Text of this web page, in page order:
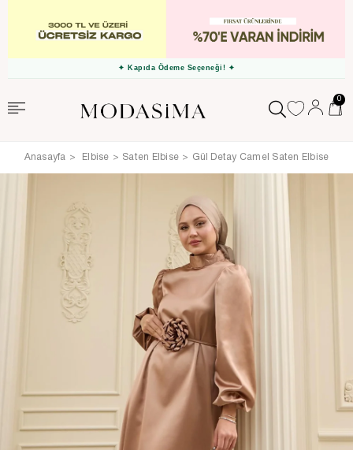
✦ Kapıda Ödeme Seçeneği! ✦
0
Anasayfa Elbise Saten Elbise Gül Detay Camel Saten Elbise